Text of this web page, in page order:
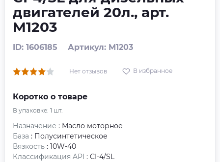
двигателей 20л., арт.
М1203
ID: 1606185 Артикул: M1203
Нет отзывов В избранное
Коротко о товаре
В упаковке: 1 шт.
Назначение : Масло моторное
База : Полусинтетическое
Вязкость : 10W-40
Классификация API : CI-4/SL